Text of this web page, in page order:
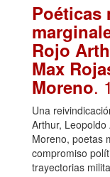
Poéticas
Rojo
Max
Moreno.
Una
Arthur,
Moreno, poetas
compromiso
trayectorias